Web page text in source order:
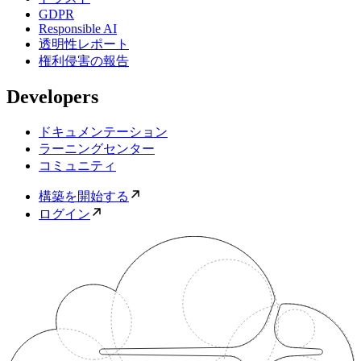
GDPR
Responsible AI
透明性レポート
権利侵害の報告
Developers
ドキュメンテーション
ラーニングセンター
コミュニティ
構築を開始する
ログイン